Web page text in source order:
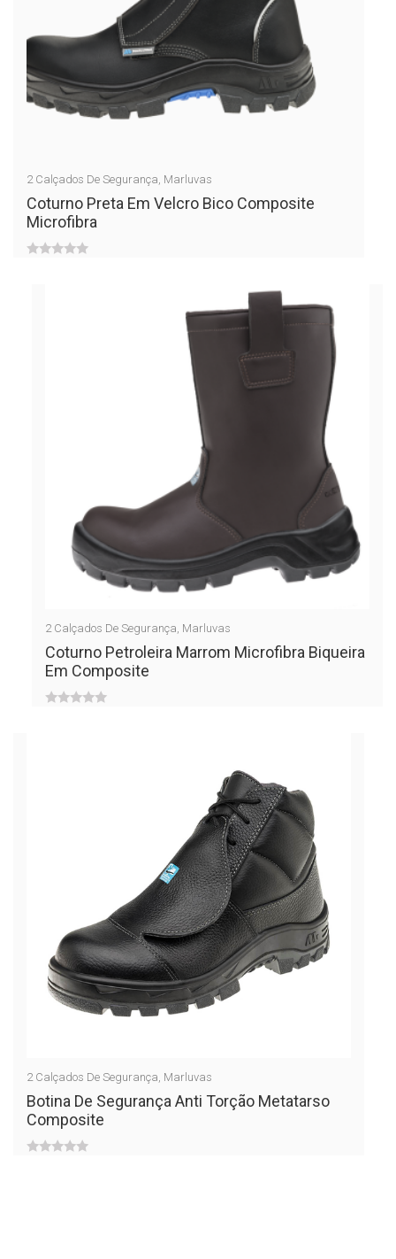
2 Calçados De Segurança Marluvas
Coturno Preta Em Velcro Bico Composite
Microfibra
2 Calçados De Segurança Marluvas
Coturno Petroleira Marrom Microfibra Biqueira
Em Composite
2 Calçados De Segurança Marluvas
Botina De Segurança Anti Torção Metatarso
Composite